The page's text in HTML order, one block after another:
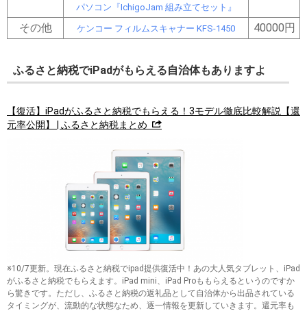
パソコン『IchigoJam 組み立てセット』
その他 ケンコー フィルムスキャナー KFS-1450 40000円
ふるさと納税でiPadがもらえる自治体もありますよ
【復活】iPadがふるさと納税でもらえる！3モデル徹底比較解説【還
元率公開】 | ふるさと納税まとめ
※10/7更新。現在ふるさと納税でipad提供復活中！あの大人気タブレット、iPad
がふるさと納税でもらえます。iPad mini、iPad Proももらえるというのですか
ら驚きです。ただし、ふるさと納税の返礼品として自治体から出品されている
タイミングが、流動的な状態なため、逐一情報を更新していきます。還元率も